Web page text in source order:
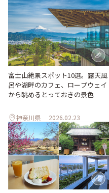
富士山絶景スポット10選。露天風
呂や湖畔のカフェ、ロープウェイ
から眺めるとっておきの景色
神奈川県 2026.02.23